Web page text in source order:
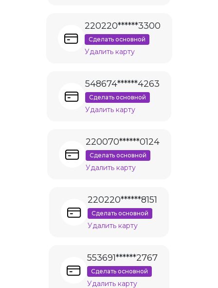
220220******3300
Сделать основной
Удалить карту
548674******4263
Сделать основной
Удалить карту
220070******0124
Сделать основной
Удалить карту
220220******8151
Сделать основной
Удалить карту
553691******2767
Сделать основной
Удалить карту